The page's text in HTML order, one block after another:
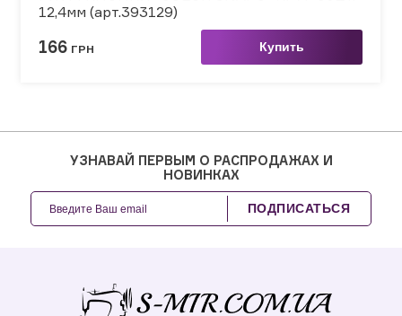
12,4мм (арт.393129)
166 ГРН Купить
УЗНАВАЙ ПЕРВЫМ О РАСПРОДАЖАХ И
НОВИНКАХ
ПОДПИСАТЬСЯ